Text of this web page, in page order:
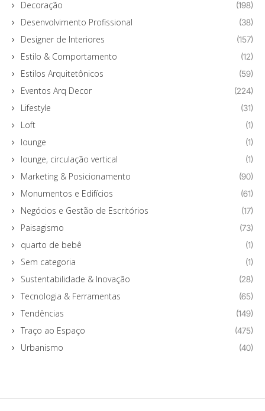
Decoração (198)
Desenvolvimento Profissional (38)
Designer de Interiores (157)
Estilo & Comportamento (12)
Estilos Arquitetônicos (59)
Eventos Arq Decor (224)
Lifestyle (31)
Loft (1)
lounge (1)
lounge, circulação vertical (1)
Marketing & Posicionamento (90)
Monumentos e Edifícios (61)
Negócios e Gestão de Escritórios (17)
Paisagismo (73)
quarto de bebê (1)
Sem categoria (1)
Sustentabilidade & Inovação (28)
Tecnologia & Ferramentas (65)
Tendências (149)
Traço ao Espaço (475)
Urbanismo (40)